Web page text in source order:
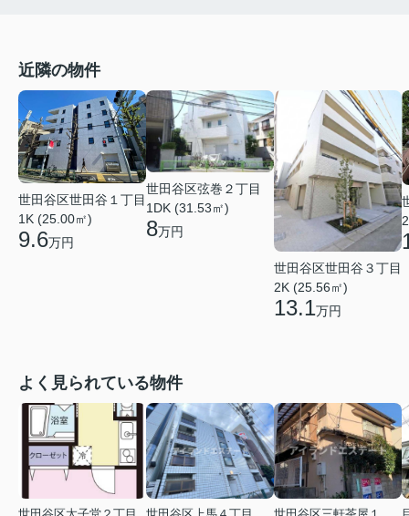
近隣の物件
世田谷区世田谷１丁目
1K (25.00㎡)
9.6万円
世田谷区弦巻２丁目
1DK (31.53㎡)
8万円
世田谷区世田谷３丁目
2K (25.56㎡)
13.1万円
よく見られている物件